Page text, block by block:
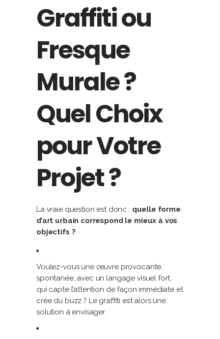
Graffiti ou
Fresque
Murale ?
Quel Choix
pour Votre
Projet ?
La vraie question est donc : quelle forme
d’art urbain correspond le mieux à vos
objectifs ?
Voulez-vous une œuvre provocante,
spontanée, avec un langage visuel fort,
qui capte l’attention de façon immédiate et
crée du buzz ? Le graffiti est alors une
solution à envisager.